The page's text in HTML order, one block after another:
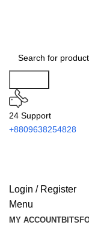
24 Support
+8809638254828
Login / Register
Menu
MY ACCOUNT